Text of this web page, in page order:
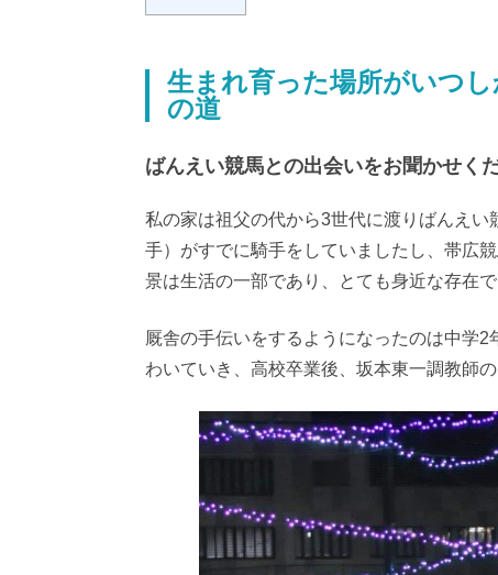
生まれ育った場所がいつ
の道
ばんえい競馬との出会いをお聞かせくだ
私の家は祖父の代から3世代に渡りばんえ
手）がすでに騎手をしていましたし、帯広
景は生活の一部であり、とても身近な存在で
厩舎の手伝いをするようになったのは中学
わいていき、高校卒業後、坂本東一調教師